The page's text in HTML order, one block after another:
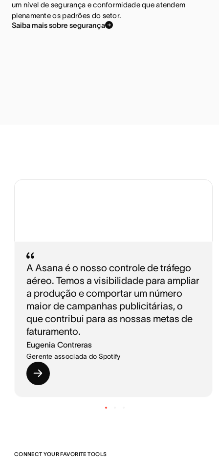
um nível de segurança e conformidade que atendem
plenamente os padrões do setor.
Saiba mais sobre segurança
A Asana é o nosso controle de tráfego
aéreo. Temos a visibilidade para ampliar
a produção e comportar um número
maior de campanhas publicitárias, o
que contribui para as nossas metas de
faturamento.
Eugenia Contreras
Gerente associada do Spotify
CONNECT YOUR FAVORITE TOOLS